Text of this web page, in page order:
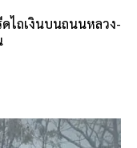
ไถเงินบนถนนหลวง-